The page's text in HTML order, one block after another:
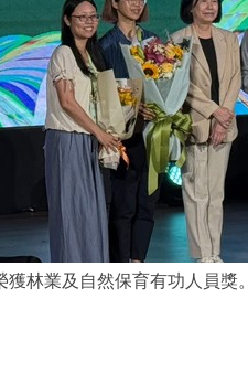
林業及自然保育有功人員獎。